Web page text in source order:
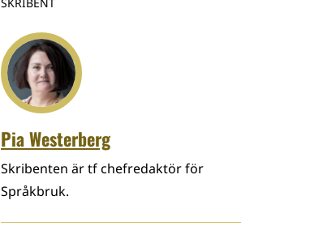
Pia Westerberg
Skribenten är tf chefredaktör för
Språkbruk.